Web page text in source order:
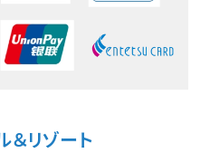
＆リゾート